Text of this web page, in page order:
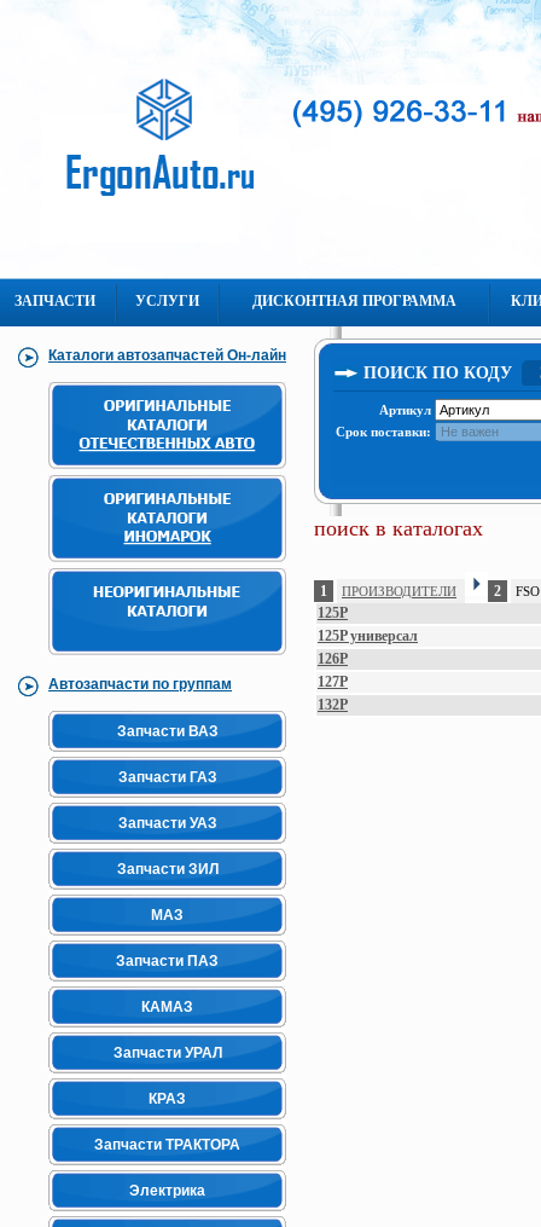
ЗАПЧАСТИ УСЛУГИ ДИСКОНТНАЯ ПРОГРАММА
Каталоги автозапчастей Он-лайн
Автозапчасти по группам
Запчасти ВАЗ
Запчасти ГАЗ
Запчасти УАЗ
Запчасти ЗИЛ
МАЗ
Запчасти ПАЗ
КАМАЗ
Запчасти УРАЛ
КРАЗ
Запчасти ТРАКТОРА
Электрика
ПОИСК ПО КОДУ
Артикул
Срок поставки:
поиск в каталогах
1 ПРОИЗВОДИТЕЛИ 2 FSO
125P
125P универсал
126P
127P
132P